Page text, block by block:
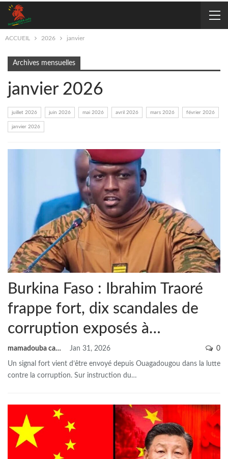
ACCUEIL 2026 janvier
Archives mensuelles
janvier 2026
juillet 2026 juin 2026 mai 2026 avril 2026 mars 2026 février 2026
janvier 2026
Burkina Faso : Ibrahim Traoré
frappe fort, dix scandales de
corruption exposés à…
mamadouba camara Jan 31, 2026 0
Un signal fort vient d’être envoyé depuis Ouagadougou dans la lutte
contre la corruption. Sur instruction du…